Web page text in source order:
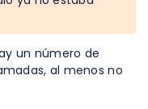
un número de
al menos no